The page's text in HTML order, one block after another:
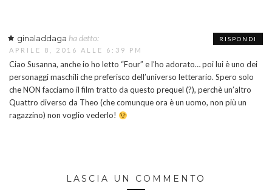
ginaladdaga ha detto:
APRILE 8, 2016 ALLE 6:39 PM
Ciao Susanna, anche io ho letto “Four” e l’ho adorato… poi lui è uno dei
personaggi maschili che preferisco dell’universo letterario. Spero solo
che NON facciamo il film tratto da questo prequel (?), perchè un’altro
Quattro diverso da Theo (che comunque ora è un uomo, non più un
ragazzino) non voglio vederlo!
RISPONDI
LASCIA UN COMMENTO